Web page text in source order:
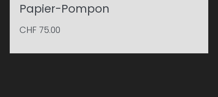
Papier-Pompon
CHF 75.00